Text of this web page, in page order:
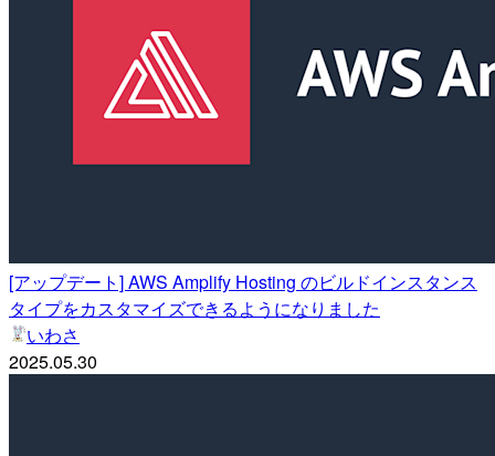
[アップデート] AWS Amplify Hosting のビルドインスタンス
タイプをカスタマイズできるようになりました
いわさ
2025.05.30